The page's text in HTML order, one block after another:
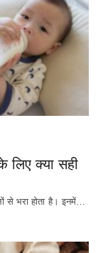
लिए क्या सही
से भरा होता है। इनमें…